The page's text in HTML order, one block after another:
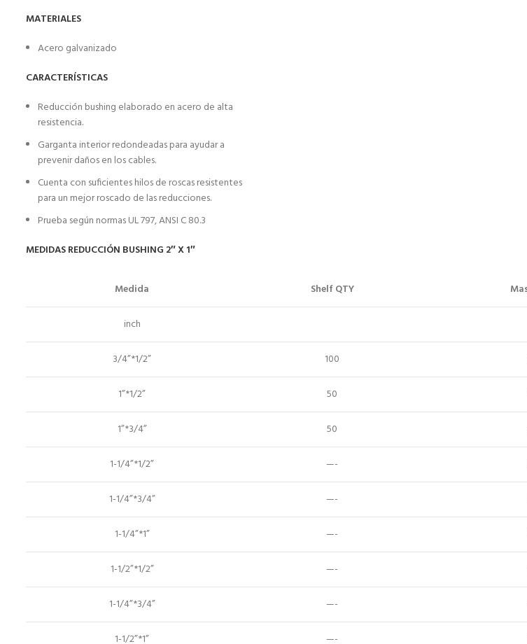
MATERIALES
Acero galvanizado
CARACTERÍSTICAS
Reducción bushing elaborado en acero de alta
resistencia.
Garganta interior redondeadas para ayudar a
prevenir daños en los cables.
Cuenta con suficientes hilos de roscas resistentes
para un mejor roscado de las reducciones.
Prueba según normas UL 797, ANSI C 80.3
MEDIDAS REDUCCIÓN BUSHING 2″ X 1″
Medida Shelf QTY
inch
3/4”*1/2” 100
1”*1/2” 50
1”*3/4” 50
1-1/4”*1/2” —-
1-1/4”*3/4” —-
1-1/4”*1” —-
1-1/2”*1/2” —-
1-1/4”*3/4” —-
1-1/2”*1” —-